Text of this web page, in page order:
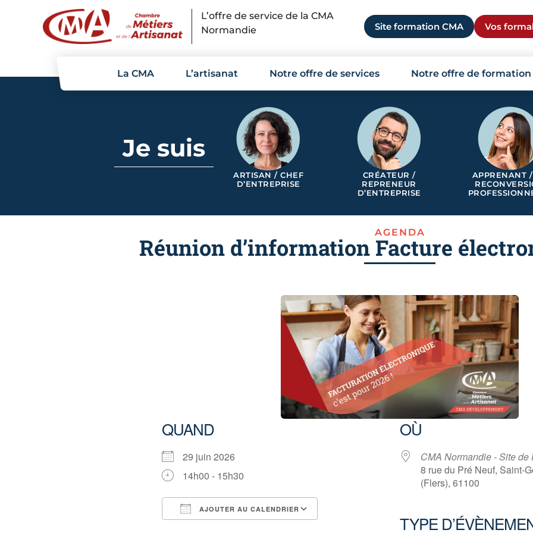
L’offre de service de la CMA
Normandie
Site formation CMA Vos
La CMA L’artisanat Notre offre de services Notre offre de formation
Je suis
ARTISAN / CHEF
D’ENTREPRISE
CRÉATEUR /
REPRENEUR
D’ENTREPRISE
APPRENANT
AGENDA
Réunion d’information Facture
QUAND
29 juin 2026
14h00 - 15h30
AJOUTER AU CALENDRIER
OÙ
CMA Normandie - Site de
8 rue du Pré Neuf, Saint-
(Flers), 61100
TYPE
Panneau de gestion des cookies